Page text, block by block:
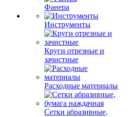
Фанера
Инструменты
Круги отрезные и
зачистные
Расходные материалы
Сетки абразивные,